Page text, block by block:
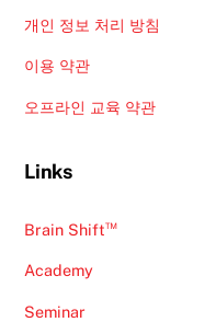
개인 정보 처리 방침
이용 약관
오프라인 교육 약관
Links
Brain Shift™
Academy
Seminar